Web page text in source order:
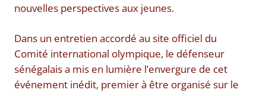
nouvelles perspectives aux jeunes.
Dans un entretien accordé au site officiel du
Comité international olympique, le défenseur
sénégalais a mis en lumière l’envergure de cet
événement inédit, premier à être organisé sur le